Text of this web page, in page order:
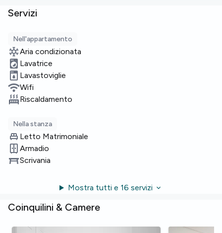
Servizi
Nell'appartamento
Aria condizionata
Lavatrice
Lavastoviglie
Wifi
Riscaldamento
Nella stanza
Letto Matrimoniale
Armadio
Scrivania
Mostra tutti e 16 servizi
Coinquilini & Camere